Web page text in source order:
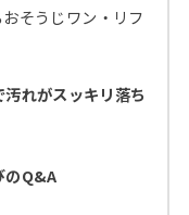
そうじワン・リフ
れがスッキリ落ち
のQ&A